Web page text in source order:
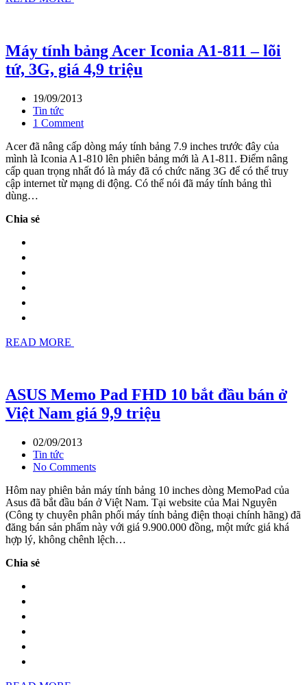
Máy tính bảng Acer Iconia A1-811 – lõi
tứ, 3G, giá 4,9 triệu
19/09/2013
Tin tức
1 Comment
Acer đã nâng cấp dòng máy tính bảng 7.9 inches trước đây của
mình là Iconia A1-810 lên phiên bảng mới là A1-811. Điểm nâng
cấp quan trọng nhất đó là máy đã có chức năng 3G để có thể truy
cập internet từ mạng di động. Có thể nói đã máy tính bảng thì
dùng…
Chia sẻ
READ MORE
ASUS Memo Pad FHD 10 bắt đầu bán ở
Việt Nam giá 9,9 triệu
02/09/2013
Tin tức
No Comments
Hôm nay phiên bản máy tính bảng 10 inches dòng MemoPad của
Asus đã bắt đầu bán ở Việt Nam. Tại website của Mai Nguyên
(Công ty chuyên phân phối máy tính bảng điện thoại chính hãng) đã
đăng bán sản phẩm này với giá 9.900.000 đồng, một mức giá khá
hợp lý, không chênh lệch…
Chia sẻ